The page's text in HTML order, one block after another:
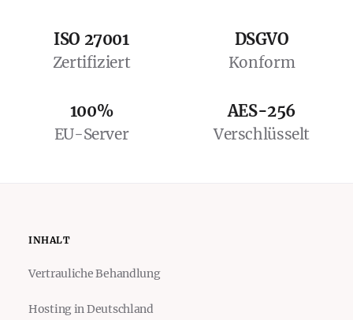
ISO 27001
Zertifiziert
DSGVO
Konform
100%
EU-Server
AES-256
Verschlüsselt
INHALT
Vertrauliche Behandlung
Hosting in Deutschland